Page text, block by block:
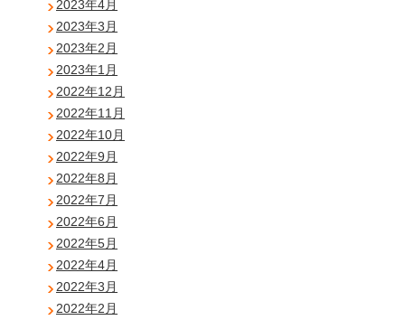
2023年4月
2023年3月
2023年2月
2023年1月
2022年12月
2022年11月
2022年10月
2022年9月
2022年8月
2022年7月
2022年6月
2022年5月
2022年4月
2022年3月
2022年2月